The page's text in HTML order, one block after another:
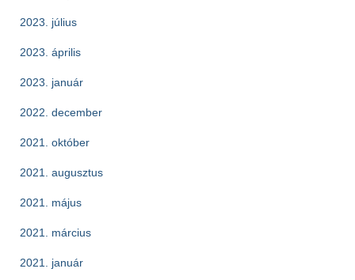
2023. július
2023. április
2023. január
2022. december
2021. október
2021. augusztus
2021. május
2021. március
2021. január